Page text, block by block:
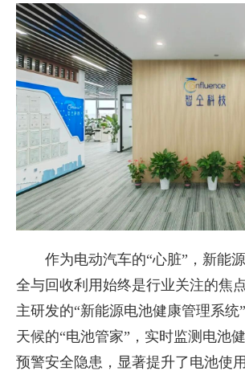
作为电动汽车的“心脏”，新能
全与回收利用始终是行业关注的焦
主研发的“新能源电池健康管理系统
天候的“电池管家”，实时监测电池
预警安全隐患，显著提升了电池使